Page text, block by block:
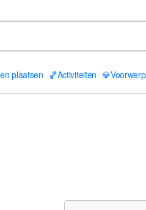
plaatsen 🏀Activiteiten 💎